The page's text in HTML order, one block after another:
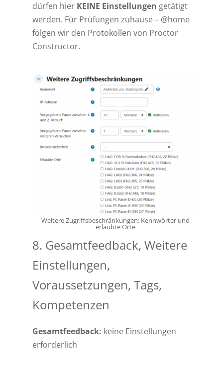
dürfen hier KEINE Einstellungen getätigt
werden. Für Prüfungen zuhause – @home
folgen wir den Protokollen von Proctor
Constructor.
Weitere Zugriffsbeschränkungen: Kennwörter und
erlaubte Orte
8. Gesamtfeedback, Weitere
Einstellungen,
Voraussetzungen, Tags,
Kompetenzen
Gesamtfeedback: keine Einstellungen
erforderlich